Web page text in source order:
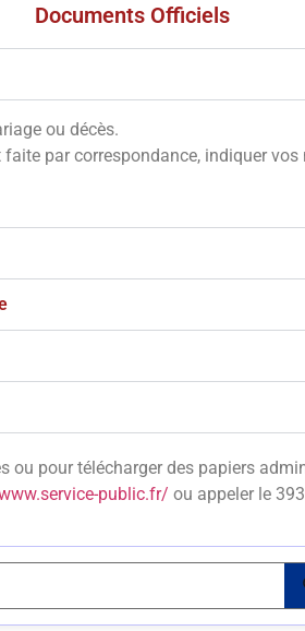
Documents Officiels
ou décès.
par correspondance, indiquer vos
ou pour télécharger des papiers
public.fr/ ou appeler le